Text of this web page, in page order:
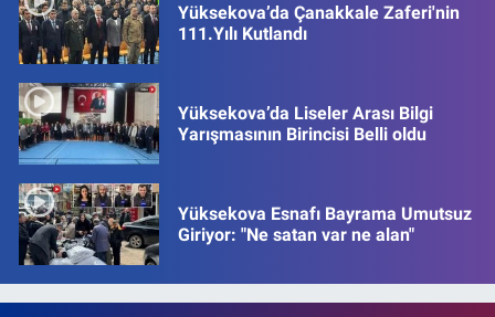
Yüksekova’da Çanakkale Zaferi'nin
111.Yılı Kutlandı
Yüksekova’da Liseler Arası Bilgi
Yarışmasının Birincisi Belli oldu
Yüksekova Esnafı Bayrama Umutsuz
Giriyor: "Ne satan var ne alan"